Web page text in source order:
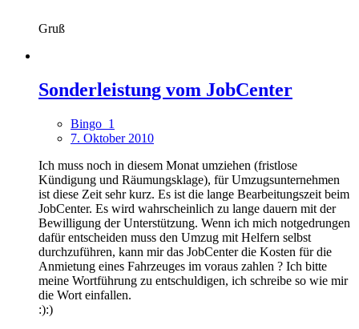
Gruß
Sonderleistung vom JobCenter
Bingo_1
7. Oktober 2010
Ich muss noch in diesem Monat umziehen (fristlose
Kündigung und Räumungsklage), für Umzugsunternehmen
ist diese Zeit sehr kurz. Es ist die lange Bearbeitungszeit beim
JobCenter. Es wird wahrscheinlich zu lange dauern mit der
Bewilligung der Unterstützung. Wenn ich mich notgedrungen
dafür entscheiden muss den Umzug mit Helfern selbst
durchzuführen, kann mir das JobCenter die Kosten für die
Anmietung eines Fahrzeuges im voraus zahlen ? Ich bitte
meine Wortführung zu entschuldigen, ich schreibe so wie mir
die Wort einfallen.
:):)